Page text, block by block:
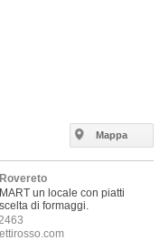
Mappa
OpenStreetMap contributors
Rovereto
un locale con piatti
di formaggi.